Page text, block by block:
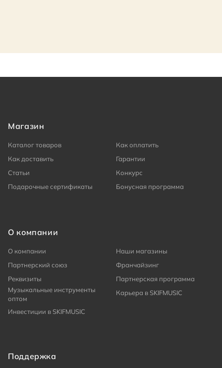
Магазин
Каталог товаров
Как оплатить
Как доставить
Гарантии
Статьи
Конкурс
Подарочные сертификаты
Бонусная программа
О компании
О компании
Наши магазины
Партнерский союз
Франчайзинг
Реквизиты
Партнерская программа
Музыкальные инструменты
оптом
Карьера в SKIFMUSIC
Инвестиции в SKIFMUSIC
Поддержка